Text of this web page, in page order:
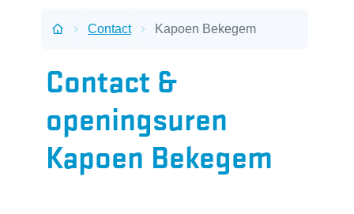
Startpagina
Contact Kapoen Bekegem
Contact &
openingsuren
Kapoen Bekegem